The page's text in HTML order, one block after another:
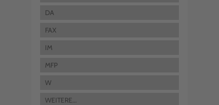
DA
FAX
IM
MFP
W
WEITERE...